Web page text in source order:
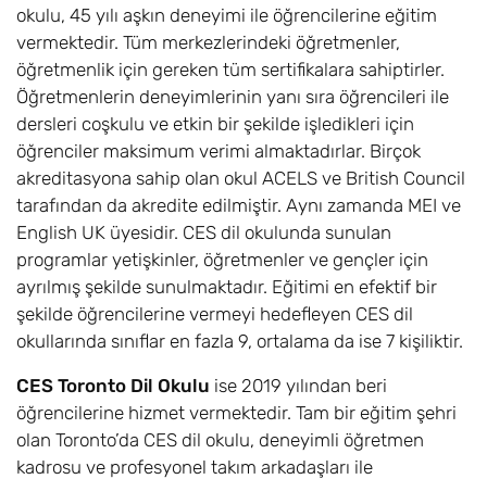
okulu, 45 yılı aşkın deneyimi ile öğrencilerine eğitim
vermektedir. Tüm merkezlerindeki öğretmenler,
öğretmenlik için gereken tüm sertifikalara sahiptirler.
Öğretmenlerin deneyimlerinin yanı sıra öğrencileri ile
dersleri coşkulu ve etkin bir şekilde işledikleri için
öğrenciler maksimum verimi almaktadırlar. Birçok
akreditasyona sahip olan okul ACELS ve British Council
tarafından da akredite edilmiştir. Aynı zamanda MEI ve
English UK üyesidir. CES dil okulunda sunulan
programlar yetişkinler, öğretmenler ve gençler için
ayrılmış şekilde sunulmaktadır. Eğitimi en efektif bir
şekilde öğrencilerine vermeyi hedefleyen CES dil
okullarında sınıflar en fazla 9, ortalama da ise 7 kişiliktir.
CES Toronto Dil Okulu ise 2019 yılından beri
öğrencilerine hizmet vermektedir. Tam bir eğitim şehri
olan Toronto’da CES dil okulu, deneyimli öğretmen
kadrosu ve profesyonel takım arkadaşları ile